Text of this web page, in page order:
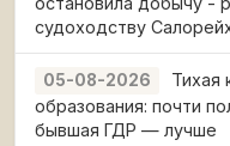
судоходству
05-08-2026
Тихая
образования: почти
бывшая ГДР — лучше